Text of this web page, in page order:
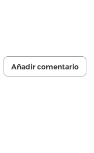
Añadir comentario